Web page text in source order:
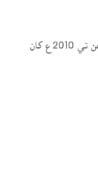
سنڌسلامت ڪتاب گهر ھڪ آن لائين لائبريري آھي، جنھن تي 2010ع کان